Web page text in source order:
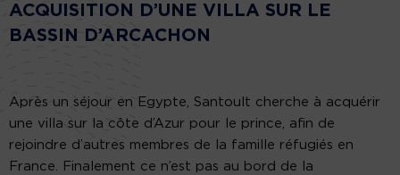
ACQUISITION D’UNE VILLA SUR LE
BASSIN D’ARCACHON
Après un séjour en Egypte, Santoult cherche à acquérir
une villa sur la côte d’Azur pour le prince, afin de
rejoindre d’autres membres de la famille réfugiés en
France. Finalement ce n’est pas au bord de la